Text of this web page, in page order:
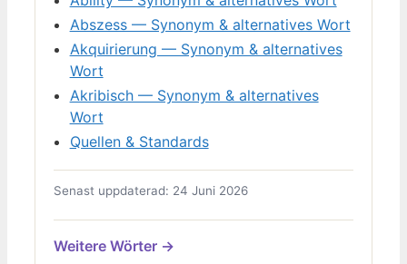
Abszess — Synonym & alternatives Wort
Akquirierung — Synonym & alternatives
Wort
Akribisch — Synonym & alternatives
Wort
Quellen & Standards
Senast uppdaterad: 24 Juni 2026
Weitere Wörter →